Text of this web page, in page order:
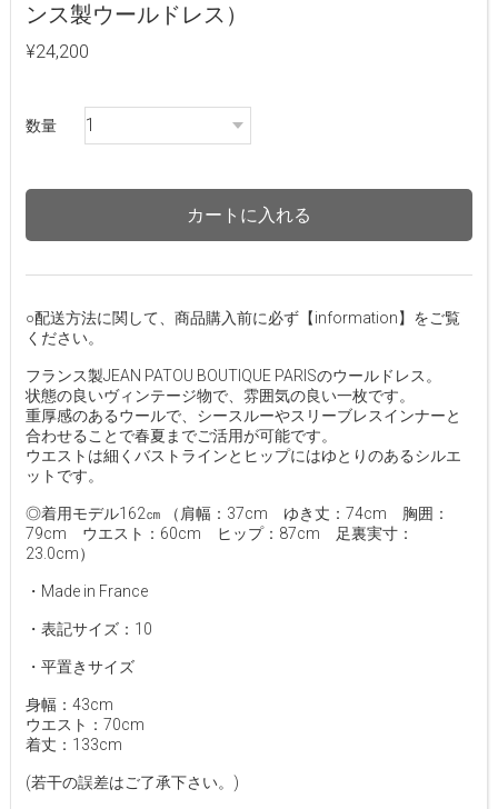
ンス製ウールドレス）
¥24,200
数量
カートに入れる
○配送方法に関して、商品購入前に必ず【information】をご覧
ください。
フランス製JEAN PATOU BOUTIQUE PARISのウールドレス。
状態の良いヴィンテージ物で、雰囲気の良い一枚です。
重厚感のあるウールで、シースルーやスリーブレスインナーと
合わせることで春夏までご活用が可能です。
ウエストは細くバストラインとヒップにはゆとりのあるシルエ
ットです。
◎着用モデル162㎝ （肩幅：37cm ゆき丈：74cm 胸囲：
79cm ウエスト：60cm ヒップ：87cm 足裏実寸：
23.0cm）
・Made in France
・表記サイズ：10
・平置きサイズ
身幅：43cm
ウエスト：70cm
着丈：133cm
(若干の誤差はご了承下さい。)